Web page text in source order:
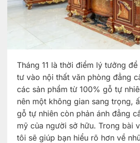
Tháng 11 là thời điểm lý tưởng
tư vào nội thất văn phòng đẳng
các sản phẩm từ 100% gỗ tự
nên một không gian sang trọng,
gỗ tự nhiên còn phản ánh đẳng
mỹ của người sở hữu. Trong bài
tôi sẽ giúp bạn hiểu rõ hơn về